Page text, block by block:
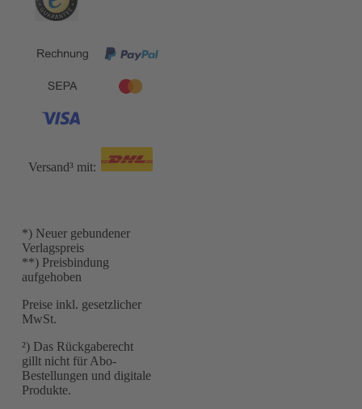
Versand³ mit:
*) Neuer gebundener
Verlagspreis
**) Preisbindung
aufgehoben
Preise inkl. gesetzlicher
MwSt.
²) Das Rückgaberecht
gillt nicht für Abo-
Bestellungen und digitale
Produkte.